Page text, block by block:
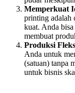
Memperkuat
printing adalah
kuat. Anda
membuat
Produksi
Anda untuk
(satuan) tanpa
untuk bisnis